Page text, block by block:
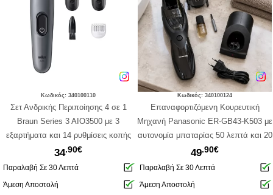
Κωδικός: 340100110
Σετ Ανδρικής Περιποίησης 4 σε 1
Braun Series 3 AIO3500 με 3
εξαρτήματα και 14 ρυθμίσεις κοπής
34.90€
Παραλαβή Σε 30 Λεπτά
Άμεση Αποστολή
Κωδικός: 340100124
Επαναφορτιζόμενη Κουρευτική
Μηχανή Panasonic ER-GB43-K503 με
αυτονομία μπαταρίας 50 λεπτά και 20
ρυθμίσεις κοπής
49.90€
Παραλαβή Σε 30 Λεπτά
Άμεση Αποστολή